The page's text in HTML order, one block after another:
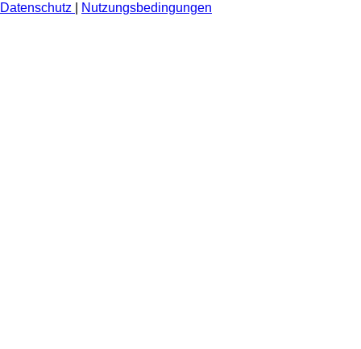
Datenschutz
Nutzungsbedingungen